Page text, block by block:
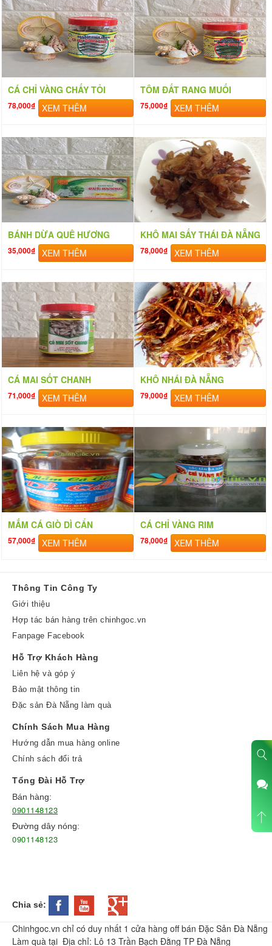
CÁ CHỈ VÀNG CHẤY TỎI
78,000₫ XEM THÊM
TÔM ĐẤT RANG MUỐI
75,000₫ XEM THÊM
BÁNH DỪA QUÊ HƯƠNG
35,000₫ XEM THÊM
KHÔ MAI SẤY THÁI ĐÀ NẴNG
78,000₫ XEM THÊM
CÁ MAI SỐT CHANH
71,000₫ XEM THÊM
KHÔ NHÁI ĐÀ NẴNG
79,000₫ XEM THÊM
MẮM CÁ GIÒ DÌ CẨN
57,000₫ XEM THÊM
CÁ CHỈ VÀNG RIM
78,000₫ XEM THÊM
Thông Tin Công Ty
Giới thiệu
Hợp tác bán hàng trên chinhgoc.vn
Fanpage Facebook
Hỗ Trợ Khách Hàng
Liên hệ và góp ý
Bảo mật thông tin
Đặc sản Đà Nẵng làm quà
Chính Sách Mua Hàng
Hướng dẫn mua hàng online
Chính sách đổi trả
Tổng Đài Hỗ Trợ
Bán hàng:
0901148123
Đường dây nóng:
0901148123
Chia sẻ:
Chinhgoc.vn chỉ có duy nhất 1 cửa hàng off bán Đặc Sản Đà Nẵng
Làm quà tại Địa chỉ: Lô 13 Trần Bạch Đằng TP Đà Nẵng